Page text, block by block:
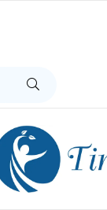
gốc hoa